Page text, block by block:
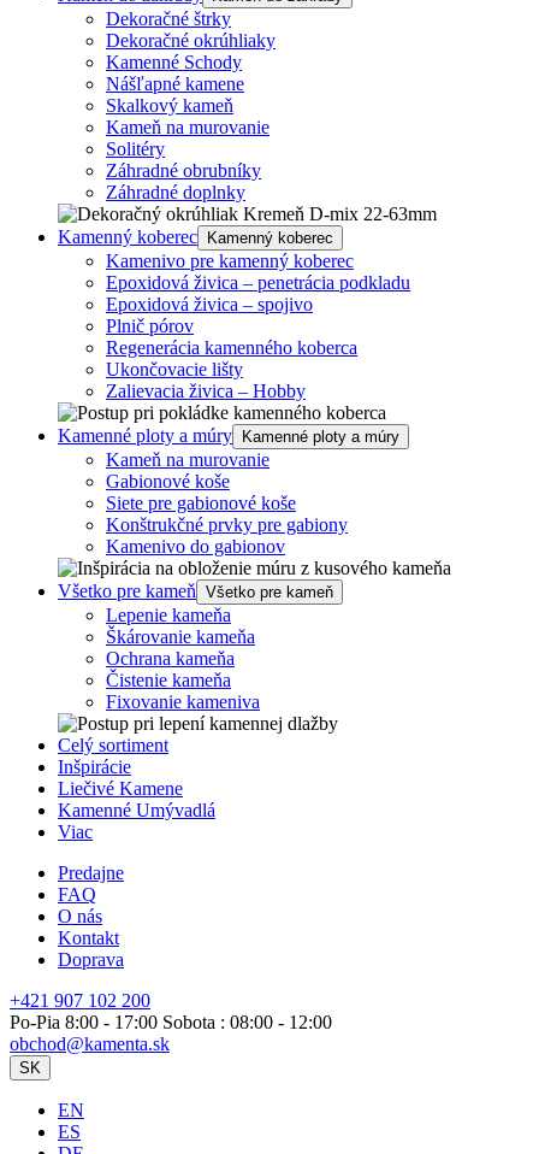
Dekoračné štrky
Dekoračné okrúhliaky
Kamenné Schody
Nášľapné kamene
Skalkový kameň
Kameň na murovanie
Solitéry
Záhradné obrubníky
Záhradné doplnky
Kamenný koberec Kamenný koberec
Kamenivo pre kamenný koberec
Epoxidová živica – penetrácia podkladu
Epoxidová živica – spojivo
Plnič pórov
Regenerácia kamenného koberca
Ukončovacie lišty
Zalievacia živica – Hobby
Kamenné ploty a múry Kamenné ploty a múry
Kameň na murovanie
Gabionové koše
Siete pre gabionové koše
Konštrukčné prvky pre gabiony
Kamenivo do gabionov
Všetko pre kameň Všetko pre kameň
Lepenie kameňa
Škárovanie kameňa
Ochrana kameňa
Čistenie kameňa
Fixovanie kameniva
Celý sortiment
Inšpirácie
Liečivé Kamene
Kamenné Umývadlá
Viac
Predajne
FAQ
O nás
Kontakt
Doprava
+421 907 102 200
Po-Pia 8:00 - 17:00 Sobota : 08:00 - 12:00
obchod@kamenta.sk
SK
EN
ES